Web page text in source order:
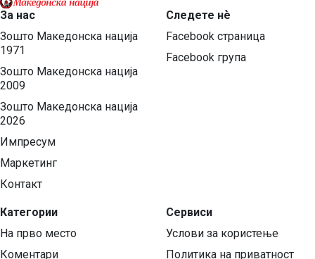
За нас
Зошто Македонска нација
1971
Зошто Македонска нација
2009
Зошто Македонска нација
2026
Импресум
Маркетинг
Контакт
Категории
На прво место
Коментари
Следете нѐ
Facebook страница
Facebook група
Сервиси
Услови за користење
Политика на приватност